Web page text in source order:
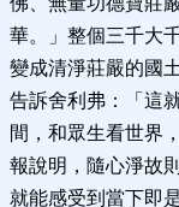
華。」整個三千大
變成清淨莊嚴的國
告訴舍利弗：「這
間，和眾生看世界
報說明，隨心淨故
就能感受到當下即